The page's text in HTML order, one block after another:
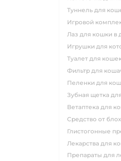
туннель для
игровой
лаз для кошки в
игрушки для
туалет для
фильтр для
пеленки для
зубная щетка
ветаптека для
средство от
глистогонные
лекарства для
препараты для лечения кожных заболеваний